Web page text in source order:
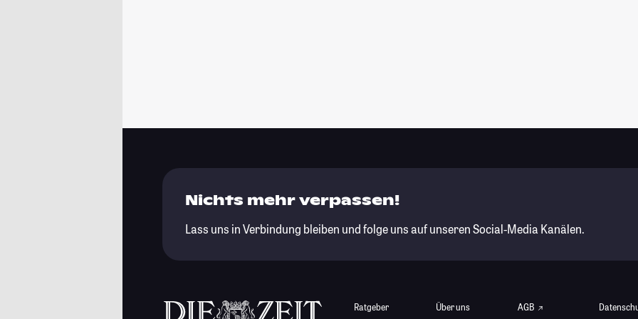
Nichts mehr verpassen!
Lass uns in Verbindung bleiben und folge uns auf unseren Social-Media Kanälen.
Ratgeber Über uns AGB